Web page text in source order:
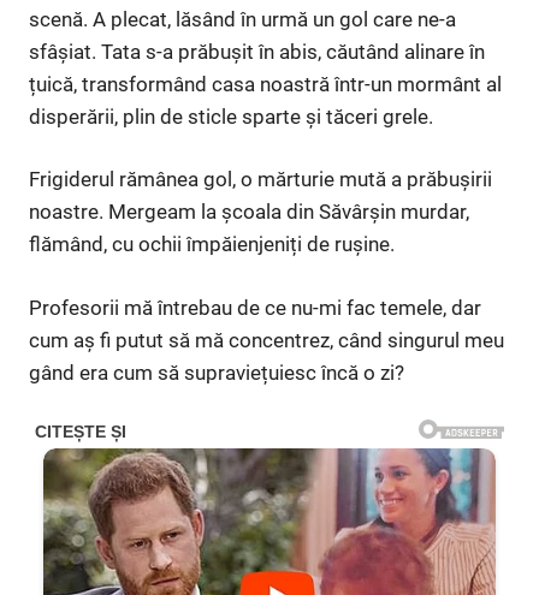
scenă. A plecat, lăsând în urmă un gol care ne-a
sfâșiat. Tata s-a prăbușit în abis, căutând alinare în
țuică, transformând casa noastră într-un mormânt al
disperării, plin de sticle sparte și tăceri grele.
Frigiderul rămânea gol, o mărturie mută a prăbușirii
noastre. Mergeam la școala din Săvârșin murdar,
flămând, cu ochii împăienjeniți de rușine.
Profesorii mă întrebau de ce nu-mi fac temele, dar
cum aș fi putut să mă concentrez, când singurul meu
gând era cum să supraviețuiesc încă o zi?